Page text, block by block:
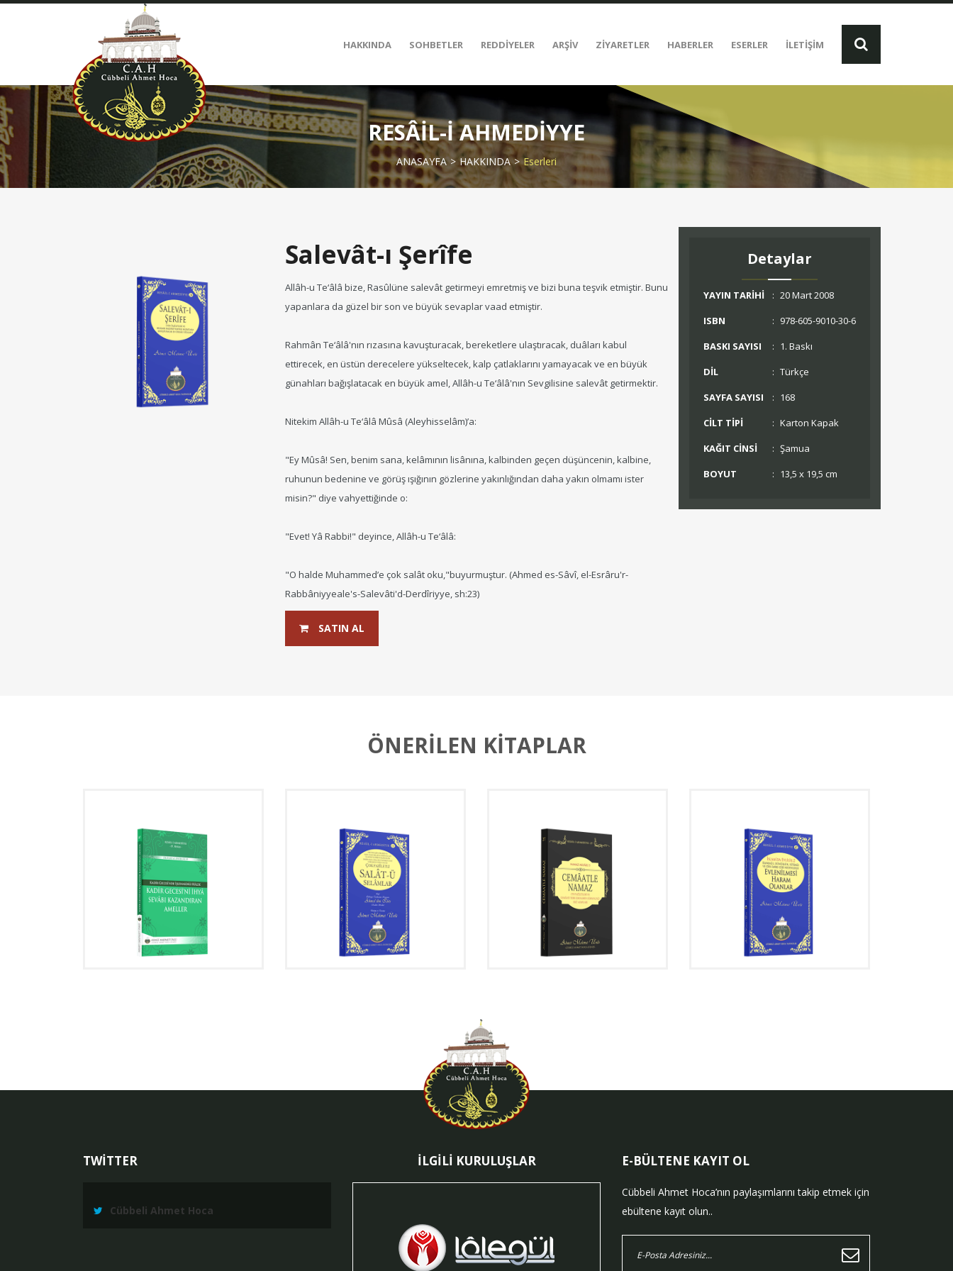
HAKKINDA SOHBETLER REDDİYELER ARŞİV ZİYARETLER HABERLER ESERLER İLETİŞİM
RESÂİL-İ AHMEDİYYE
ANASAYFA HAKKINDA Eserleri
Salevât-ı Şerîfe
Allâh-u Te‘âlâ bize, Rasûlüne salevât getirmeyi emretmiş ve bizi buna teşvik etmiştir. Bunu
yapanlara da güzel bir son ve büyük sevaplar vaad etmiştir.
Rahmân Te‘âlâ'nın rızasına kavuşturacak, bereketlere ulaştıracak, duâları kabul
ettirecek, en üstün derecelere yükseltecek, kalp çatlaklarını yamayacak ve en büyük
günahları bağışlatacak en büyük amel, Allâh-u Te‘âlâ'nın Sevgilisine salevât getirmektir.
Nitekim Allâh-u Te‘âlâ Mûsâ (Aleyhisselâm)’a:
"Ey Mûsâ! Sen, benim sana, kelâmının lisânına, kalbinden geçen düşüncenin, kalbine,
ruhunun bedenine ve görüş ışığının gözlerine yakınlığından daha yakın olmamı ister
misin?" diye vahyettiğinde o:
"Evet! Yâ Rabbi!" deyince, Allâh-u Te‘âlâ:
"O halde Muhammed’e çok salât oku,"buyurmuştur. (Ahmed es-Sâvî, el-Esrâru'r-
Rabbâniyyeale's-Salevâti'd-Derdîriyye, sh:23)
SATIN AL
Detaylar
YAYIN TARİHİ : 20 Mart 2008
ISBN
: 978-605-9010-30-6
BASKI SAYISI
: 1. Baskı
DİL
: Türkçe
SAYFA SAYISI
: 168
CİLT TİPİ
: Karton Kapak
KAĞIT CİNSİ
: Şamua
BOYUT
: 13,5 x 19,5 cm
ÖNERİLEN KİTAPLAR
TWİTTER
Cübbeli Ahmet Hoca
İLGİLİ KURULUŞLAR E-BÜLTENE KAYIT OL
Cübbeli Ahmet Hoca’nın paylaşımlarını takip etmek için
ebültene kayıt olun..